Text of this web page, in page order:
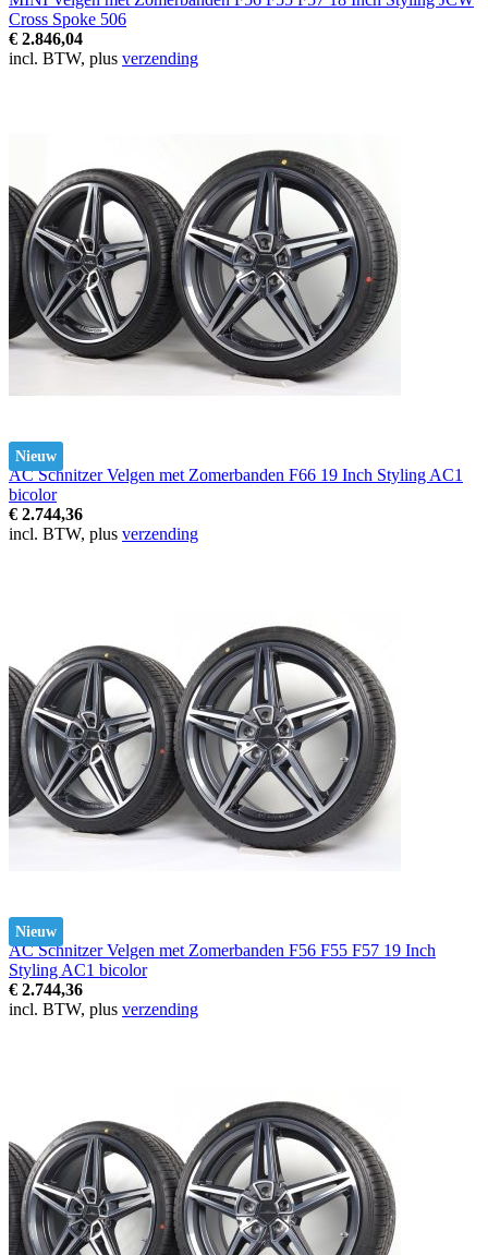
Cross Spoke 506
€ 2.846,04
incl. BTW, plus verzending
Nieuw
AC Schnitzer Velgen met Zomerbanden F66 19 Inch Styling AC1
bicolor
€ 2.744,36
incl. BTW, plus verzending
Nieuw
AC Schnitzer Velgen met Zomerbanden F56 F55 F57 19 Inch
Styling AC1 bicolor
€ 2.744,36
incl. BTW, plus verzending